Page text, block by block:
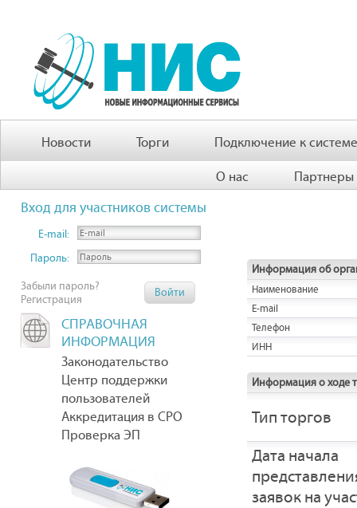
Новости Торги Подключение к системе
О нас Партнеры
Вход для участников системы
E-mail:
Пароль:
Забыли пароль?
Регистрация
СПРАВОЧНАЯ
ИНФОРМАЦИЯ
Законодательство
Центр поддержки
пользователей
Аккредитация в СРО
Проверка ЭП
Информация об
Наименование
E-mail
Телефон
ИНН
Информация о ходе
Тип торгов
Дата начала
заявок на